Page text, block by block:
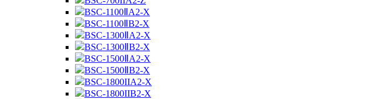
BSC-1100ⅡA2-X
BSC-1100ⅡB2-X
BSC-1300ⅡA2-X
BSC-1300ⅡB2-X
BSC-1500ⅡA2-X
BSC-1500ⅡB2-X
BSC-1800IIA2-X
BSC-1800IIB2-X